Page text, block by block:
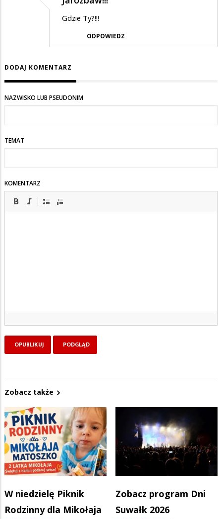
Gdzie Ty?!!!
ODPOWIEDZ
DODAJ KOMENTARZ
NAZWISKO LUB PSEUDONIM
TEMAT
KOMENTARZ
Zobacz także
W niedzielę Piknik
Rodzinny dla Mikołaja
Zobacz program Dni
Suwałk 2026